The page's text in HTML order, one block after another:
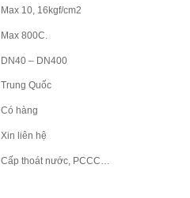
Max 10, 16kgf/cm2
Max 800C.
DN40 – DN400
Trung Quốc
Có hàng
Xin liên hệ
Cấp thoát nước, PCCC…